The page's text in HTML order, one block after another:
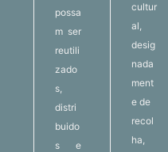
possa
m ser
reutili
zado
s,
distri
buido
s e
cultur
al,
desig
nada
ment
e de
recol
ha,